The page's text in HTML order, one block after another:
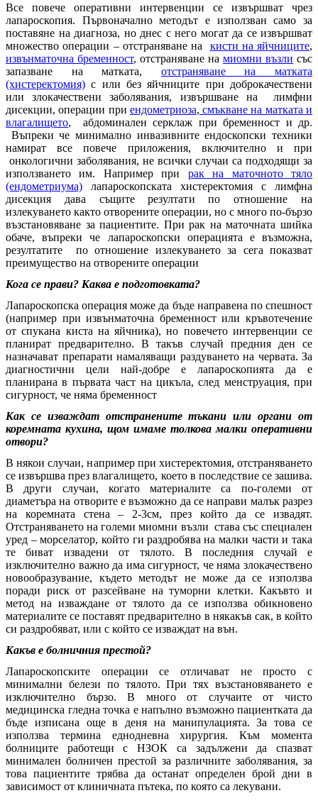
Все повече оперативни интервенции се извършват чрез
лапароскопия. Първоначално методът е използван само за
поставяне на диагноза, но днес с него могат да се извършват
множество операции – отстраняване на кисти на яйчниците,
извънматочна бременност, отстраняване на миомни възли със
запазване на матката, отстраняване на матката
(хистеректомия) с или без яйчниците при доброкачествени
или злокачествени заболявания, извършване на лимфни
дисекции, операции при ендометриоза, смъкване на матката и
влагалището, абдоминален серклаж при бременност и др.
Въпреки че минимално инвазивните ендоскопски техники
намират все повече приложения, включително и при
онкологични заболявания, не всички случаи са подходящи за
използването им. Например при рак на маточното тяло
(ендометриума) лапароскопската хистеректомия с лимфна
дисекция дава същите резултати по отношение на
излекуването както отворените операции, но с много по-бързо
възстановяване за пациентите. При рак на маточната шийка
обаче, въпреки че лапароскопски операцията е възможна,
резултатите по отношение излекуването за сега показват
преимущество на отворените операции
Кога се прави? Каква е подготовката?
Лапароскопска операция може да бъде направена по спешност
(например при извънматочна бременност или кръвотечение
от спукана киста на яйчника), но повечето интервенции се
планират предварително. В такъв случай предния ден се
назначават препарати намаляващи раздуването на червата. За
диагностични цели най-добре е лапароскопията да е
планирана в първата част на цикъла, след менструация, при
сигурност, че няма бременност
Как се изваждат отстранените тъкани или органи от
коремната кухина, щом имаме толкова малки оперативни
отвори?
В някои случаи, например при хистеректомия, отстраняването
се извършва през влагалището, което в последствие се зашива.
В други случаи, когато материалите са по-големи от
диаметъра на отворите е възможно да се направи малък разрез
на коремната стена – 2-3см, през който да се извадят.
Отстраняването на големи миомни възли става със специален
уред – морселатор, който ги раздробява на малки части и така
те биват извадени от тялото. В последния случай е
изключително важно да има сигурност, че няма злокачествено
новообразувание, където методът не може да се използва
поради риск от разсейване на туморни клетки. Какъвто и
метод на изваждане от тялото да се използва обикновено
материалите се поставят предварително в някакъв сак, в който
си раздробяват, или с който се изваждат на вън.
Какъв е болничния престой?
Лапароскопските операции се отличават не просто с
минимални белези по тялото. При тях възстановяването е
изключително бързо. В много от случаите от чисто
медицинска гледна точка е напълно възможно пациентката да
бъде изписана още в деня на манипулацията. За това се
използва термина еднодневна хирургия. Към момента
болниците работещи с НЗОК са задължени да спазват
минимален болничен престой за различните заболявания, за
това пациентите трябва да останат определен брой дни в
зависимост от клиничната пътека, по която са лекувани.